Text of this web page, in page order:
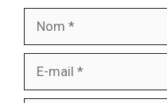
mail